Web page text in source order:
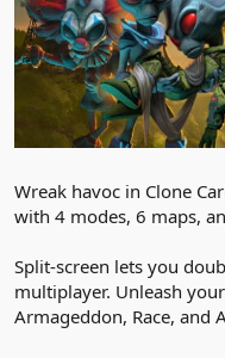
Wreak havoc in Clone
with 4 modes, 6 maps,
Split-screen lets you
multiplayer. Unleash
Armageddon, Race, and